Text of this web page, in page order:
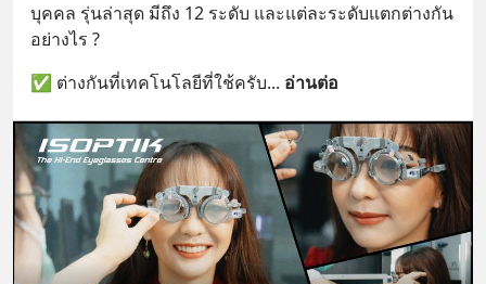
บุคคล รุ่นล่าสุด มีถึง 12 ระดับ และแต่ละระดับแตกต่างกัน
อย่างไร ?
✅ ต่างกันที่เทคโนโลยีที่ใช้ครับ... อ่านต่อ